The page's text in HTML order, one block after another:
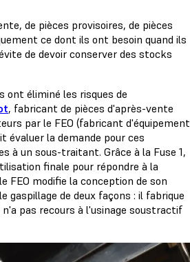
de pièces provisoires, de pièces
ce dont ils ont besoin quand ils
de devoir conserver des stocks
ont éliminé les risques de
, fabricant de pièces d'après-vente
par le FEO (fabricant d'équipement
évaluer la demande pour ces
à un sous-traitant. Grâce à la Fuse 1,
finale pour répondre à la
modifie la conception de son
de deux façons : il fabrique
pas recours à l'usinage soustractif